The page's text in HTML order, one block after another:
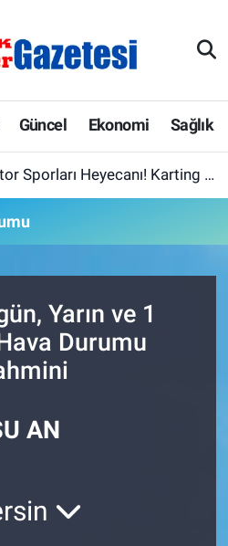
Güncel Ekonomi Sağlık
Karting Şampiyonasında Bugün Final Günü
Yarın ve 1
Durumu
AN
Haritası